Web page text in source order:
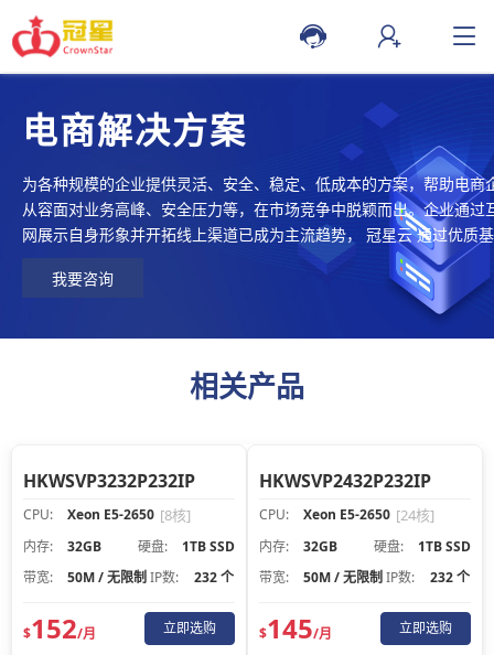
电商解决方案
为各种规模的企业提供灵活、安全、稳定、低成本的方案，帮助电商
从容面对业务高峰、安全压力等，在市场竞争中脱颖而出。企业通过
网展示自身形象并开拓线上渠道已成为主流趋势， 冠星云 通过优质
资源和生态合作产品，提供电商系统和网站上云的各类资源和服务，
企业数字化转型和经营模式创新。
我要咨询
相关产品
HKWSVP3232P232IP
CPU: Xeon E5-2650 [8核]
内存: 32GB 硬盘:
1TB SSD
带宽:
50M / 无限制 IP数: 232 个
$152/月 立即选购
HKWSVP2432P232IP
CPU: Xeon E5-2650 [24核]
内存: 32GB 硬盘:
1TB SSD
带宽:
50M / 无限制 IP数: 232 个
$145/月 立即选购